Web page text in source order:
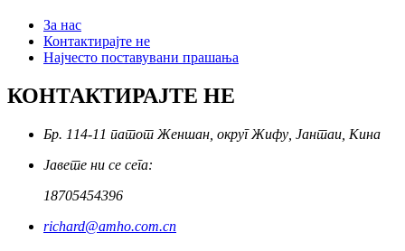
За нас
Контактирајте не
Најчесто поставувани прашања
КОНТАКТИРАЈТЕ НЕ
Бр. 114-11 патот Женшан, округ Жифу, Јантаи, Кина
Јавете ни се сега:
18705454396
richard@amho.com.cn